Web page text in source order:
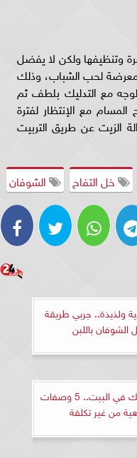
وتنظيفها ولكن لا يفضل
معرضة لحب الشباب، وذلك
مع التدليك بلطف ثم
مع الإنتظار لفترة
ثانية، ثم إزالة الزيت عن طريق التربيت
خل التفاح الشوفان
ولذيذة.. جربي طريقة
الشوفان باللبن
فتحي بشرتك في البيت.. 5 وصفات
من غير تكلفة